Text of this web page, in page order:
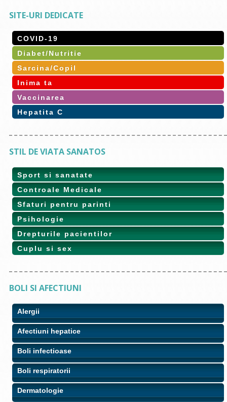
SITE-URI DEDICATE
COVID-19
Diabet/Nutritie
Sarcina/Copil
Inima ta
Vaccinarea
Hepatita C
STIL DE VIATA SANATOS
Sport si sanatate
Controale Medicale
Sfaturi pentru parinti
Psihologie
Drepturile pacientilor
Cuplu si sex
BOLI SI AFECTIUNI
Alergii
Afectiuni hepatice
Boli infectioase
Boli respiratorii
Dermatologie